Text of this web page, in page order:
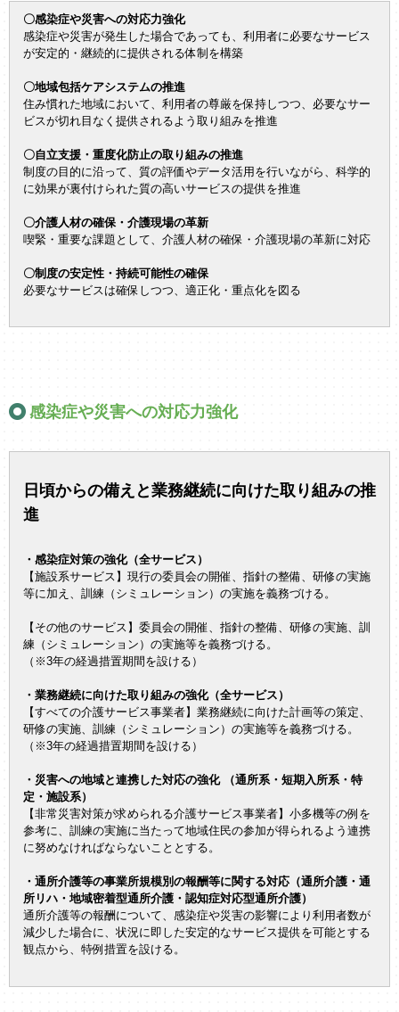
〇感染症や災害への対応力強化
感染症や災害が発生した場合であっても、利用者に必要なサービス
が安定的・継続的に提供される体制を構築
〇地域包括ケアシステムの推進
住み慣れた地域において、利用者の尊厳を保持しつつ、必要なサー
ビスが切れ目なく提供されるよう取り組みを推進
〇自立支援・重度化防止の取り組みの推進
制度の目的に沿って、質の評価やデータ活用を行いながら、科学的
に効果が裏付けられた質の高いサービスの提供を推進
〇介護人材の確保・介護現場の革新
喫緊・重要な課題として、介護人材の確保・介護現場の革新に対応
〇制度の安定性・持続可能性の確保
必要なサービスは確保しつつ、適正化・重点化を図る
感染症や災害への対応力強化
日頃からの備えと業務継続に向けた取り組みの推
進
・感染症対策の強化（全サービス）
【施設系サービス】現行の委員会の開催、指針の整備、研修の実施
等に加え、訓練（シミュレーション）の実施を義務づける。
【その他のサービス】委員会の開催、指針の整備、研修の実施、訓
練（シミュレーション）の実施等を義務づける。
（※3年の経過措置期間を設ける）
・業務継続に向けた取り組みの強化（全サービス）
【すべての介護サービス事業者】業務継続に向けた計画等の策定、
研修の実施、訓練（シミュレーション）の実施等を義務づける。
（※3年の経過措置期間を設ける）
・災害への地域と連携した対応の強化 （通所系・短期入所系・特
定・施設系）
【非常災害対策が求められる介護サービス事業者】小多機等の例を
参考に、訓練の実施に当たって地域住民の参加が得られるよう連携
に努めなければならないこととする。
・通所介護等の事業所規模別の報酬等に関する対応（通所介護・通
所リハ・地域密着型通所介護・認知症対応型通所介護）
通所介護等の報酬について、感染症や災害の影響により利用者数が
減少した場合に、状況に即した安定的なサービス提供を可能とする
観点から、特例措置を設ける。